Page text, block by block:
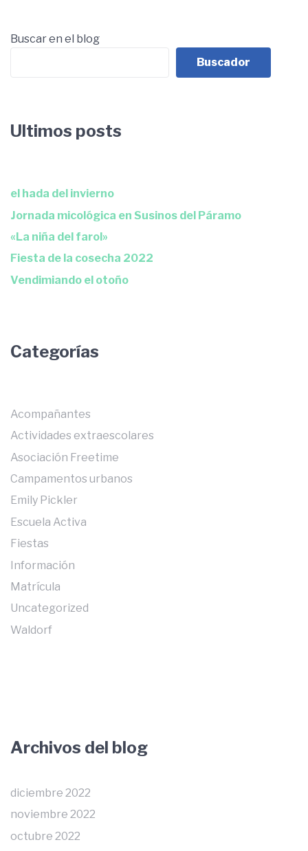
Buscar en el blog
Buscador
Ultimos posts
el hada del invierno
Jornada micológica en Susinos del Páramo
«La niña del farol»
Fiesta de la cosecha 2022
Vendimiando el otoño
Categorías
Acompañantes
Actividades extraescolares
Asociación Freetime
Campamentos urbanos
Emily Pickler
Escuela Activa
Fiestas
Información
Matrícula
Uncategorized
Waldorf
Archivos del blog
diciembre 2022
noviembre 2022
octubre 2022